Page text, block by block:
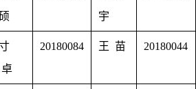
宇
卓
20180084 王 苗 20180044